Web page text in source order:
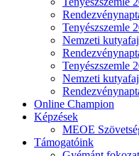
Tenyészszemle
Nemzeti
Tenyészszemle
Nemzeti
Online Champion
Képzések
MEOE
Támogatóink